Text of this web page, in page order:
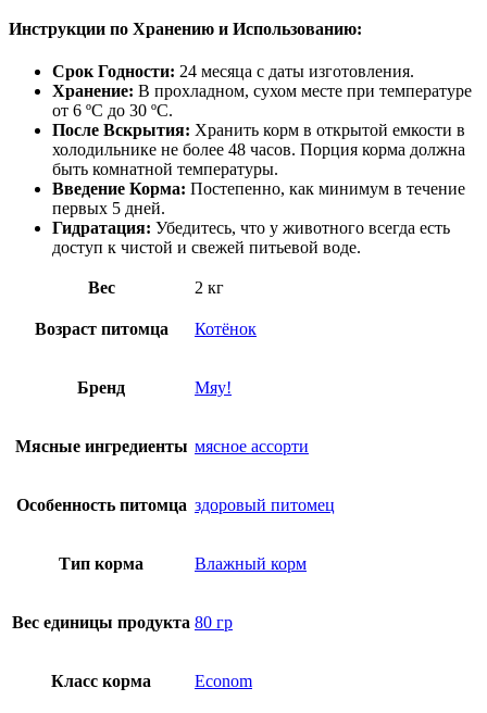
Инструкции по Хранению и Использованию:
Срок Годности: 24 месяца с даты изготовления.
Хранение: В прохладном, сухом месте при температуре
от 6 ºC до 30 ºC.
После Вскрытия: Хранить корм в открытой емкости в
холодильнике не более 48 часов. Порция корма должна
быть комнатной температуры.
Введение Корма: Постепенно, как минимум в течение
первых 5 дней.
Гидратация: Убедитесь, что у животного всегда есть
доступ к чистой и свежей питьевой воде.
Вес 2 кг
Возраст питомца Котёнок
Бренд Мяу!
Мясные ингредиенты мясное ассорти
Особенность питомца здоровый питомец
Тип корма Влажный корм
Вес единицы продукта 80 гр
Класс корма Econom